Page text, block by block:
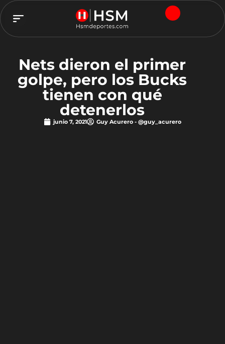
Nets dieron el primer
golpe, pero los Bucks
tienen con qué
detenerlos
junio 7, 2021 Guy Acurero - @guy_acurero